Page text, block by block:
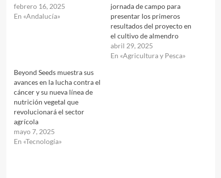
febrero 16, 2025
En «Andalucía»
jornada de campo para
presentar los primeros
resultados del proyecto en
el cultivo de almendro
abril 29, 2025
En «Agricultura y Pesca»
Beyond Seeds muestra sus
avances en la lucha contra el
cáncer y su nueva línea de
nutrición vegetal que
revolucionará el sector
agrícola
mayo 7, 2025
En «Tecnología»